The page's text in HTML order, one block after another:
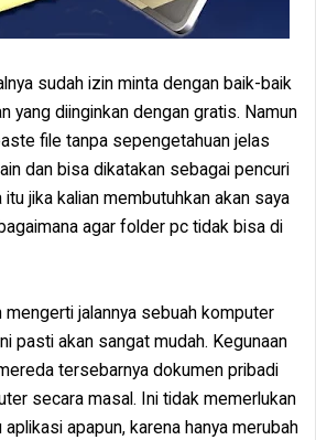
sudah izin minta dengan baik-baik
yang diinginkan dengan gratis. Namun
file tanpa sepengetahuan jelas
dan bisa dikatakan sebagai pencuri
jika kalian membutuhkan akan saya
agar folder pc tidak bisa di
mengerti jalannya sebuah komputer
pasti akan sangat mudah. Kegunaan
tersebarnya dokumen pribadi
secara masal. Ini tidak memerlukan
apapun, karena hanya merubah